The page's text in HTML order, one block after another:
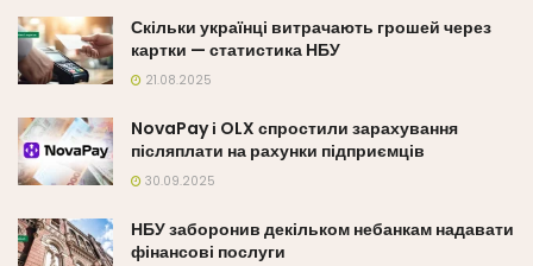
Скільки українці витрачають грошей через
картки — статистика НБУ
21.08.2025
NovaPay і OLX спростили зарахування
післяплати на рахунки підприємців
30.09.2025
НБУ заборонив декільком небанкам надавати
фінансові послуги